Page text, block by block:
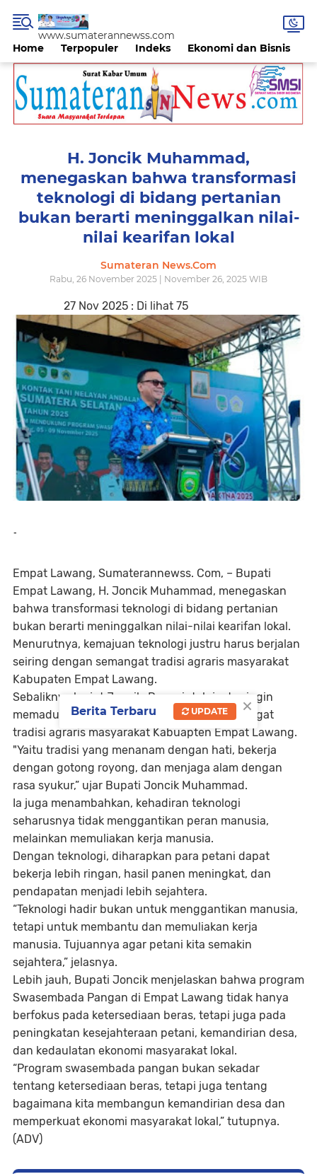
Home Terpopuler Indeks Ekonomi dan Bisnis
www.sumaterannewss.com
H. Joncik Muhammad,
menegaskan bahwa transformasi
teknologi di bidang pertanian
bukan berarti meninggalkan nilai-
nilai kearifan lokal
Sumateran News.Com
Rabu, 26 November 2025 | November 26, 2025 WIB
27 Nov 2025 : Di lihat 75
-
Empat Lawang, Sumaterannewss. Com, – Bupati
Empat Lawang, H. Joncik Muhammad, menegaskan
bahwa transformasi teknologi di bidang pertanian
bukan berarti meninggalkan nilai-nilai kearifan lokal.
Menurutnya, kemajuan teknologi justru harus berjalan
seiring dengan semangat tradisi agraris masyarakat
Kabupaten Empat Lawang.
Sebaliknya lanjut Joncik, Pemerintah justru ingin
memadukan teknologi modern dengan semangat
tradisi agraris masyarakat Kabuapten Empat Lawang.
"Yaitu tradisi yang menanam dengan hati, bekerja
dengan gotong royong, dan menjaga alam dengan
rasa syukur,” ujar Bupati Joncik Muhammad.
Ia juga menambahkan, kehadiran teknologi
seharusnya tidak menggantikan peran manusia,
melainkan memuliakan kerja manusia.
Dengan teknologi, diharapkan para petani dapat
bekerja lebih ringan, hasil panen meningkat, dan
pendapatan menjadi lebih sejahtera.
“Teknologi hadir bukan untuk menggantikan manusia,
tetapi untuk membantu dan memuliakan kerja
manusia. Tujuannya agar petani kita semakin
sejahtera,” jelasnya.
Lebih jauh, Bupati Joncik menjelaskan bahwa program
Swasembada Pangan di Empat Lawang tidak hanya
berfokus pada ketersediaan beras, tetapi juga pada
peningkatan kesejahteraan petani, kemandirian desa,
dan kedaulatan ekonomi masyarakat lokal.
“Program swasembada pangan bukan sekadar
tentang ketersediaan beras, tetapi juga tentang
bagaimana kita membangun kemandirian desa dan
memperkuat ekonomi masyarakat lokal,” tutupnya.
(ADV)
×
Berita Terbaru UPDATE